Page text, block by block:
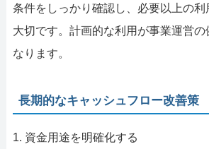
条件をしっかり確認し、必要以上の
大切です。計画的な利用が事業運営の
なります。
長期的なキャッシュフロー改善策
1. 資金用途を明確化する